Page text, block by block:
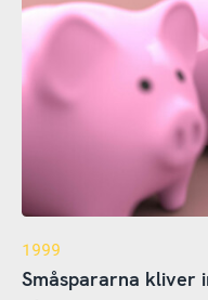
1999
Småspararna kliver